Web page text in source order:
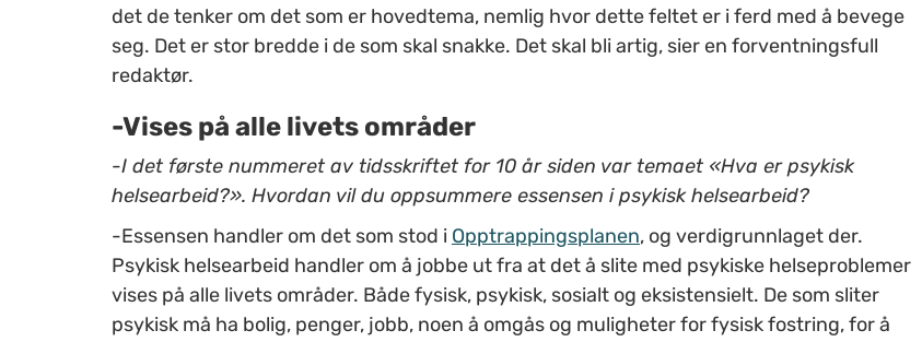
det de tenker om det som er hovedtema, nemlig hvor dette feltet er i ferd med å bevege
seg. Det er stor bredde i de som skal snakke. Det skal bli artig, sier en forventningsfull
redaktør.
-Vises på alle livets områder
-I det første nummeret av tidsskriftet for 10 år siden var temaet «Hva er psykisk
helsearbeid?». Hvordan vil du oppsummere essensen i psykisk helsearbeid?
-Essensen handler om det som stod i Opptrappingsplanen, og verdigrunnlaget der.
Psykisk helsearbeid handler om å jobbe ut fra at det å slite med psykiske helseproblemer
vises på alle livets områder. Både fysisk, psykisk, sosialt og eksistensielt. De som sliter
psykisk må ha bolig, penger, jobb, noen å omgås og muligheter for fysisk fostring, for å